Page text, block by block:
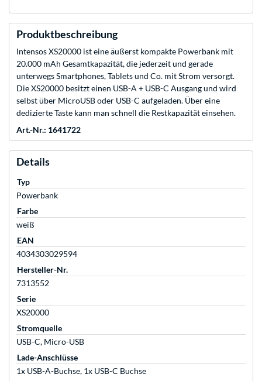
Produktbeschreibung
Intensos XS20000 ist eine äußerst kompakte Powerbank mit
20.000 mAh Gesamtkapazität, die jederzeit und gerade
unterwegs Smartphones, Tablets und Co. mit Strom versorgt.
Die XS20000 besitzt einen USB-A + USB-C Ausgang und wird
selbst über MicroUSB oder USB-C aufgeladen. Über eine
dedizierte Taste kann man schnell die Restkapazität einsehen.
Art.-Nr.: 1641722
Details
Typ
Powerbank
Farbe
weiß
EAN
4034303029594
Hersteller-Nr.
7313552
Serie
XS20000
Stromquelle
USB-C, Micro-USB
Lade-Anschlüsse
1x USB-A-Buchse, 1x USB-C Buchse